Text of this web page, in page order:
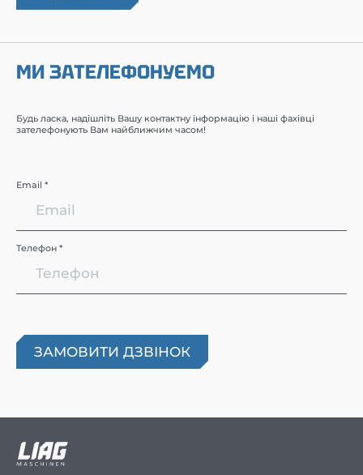
МИ ЗАТЕЛЕФОНУЄМО
Будь ласка, надішліть Вашу контактну інформацію і наші фахівці
зателефонують Вам найближчим часом!
Email *
Телефон *